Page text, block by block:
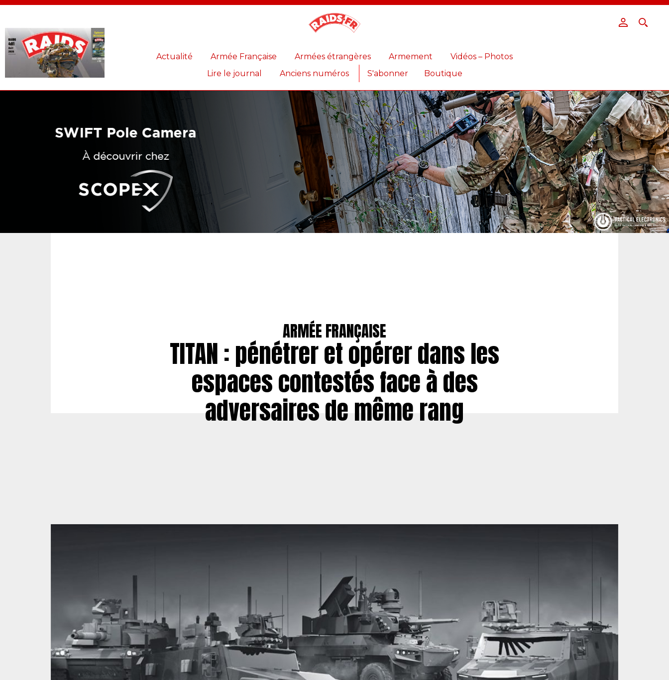
Actualité Armée Française Armées étrangères Armement
Vidéos – Photos
Lire le journal
Anciens numéros S'abonner Boutique
ARMÉE FRANÇAISE
TITAN : pénétrer et opérer dans les
espaces contestés face à des
adversaires de même rang
Panneau de gestion des cookies